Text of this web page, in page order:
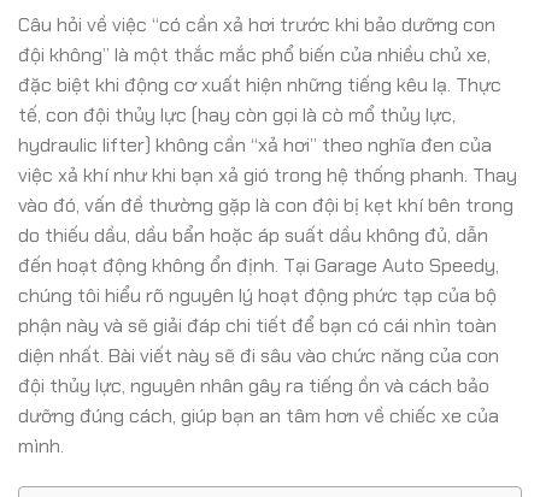
Câu hỏi về việc “có cần xả hơi trước khi bảo dưỡng con
đội không” là một thắc mắc phổ biến của nhiều chủ xe,
đặc biệt khi động cơ xuất hiện những tiếng kêu lạ. Thực
tế, con đội thủy lực (hay còn gọi là cò mổ thủy lực,
hydraulic lifter) không cần “xả hơi” theo nghĩa đen của
việc xả khí như khi bạn xả gió trong hệ thống phanh. Thay
vào đó, vấn đề thường gặp là con đội bị kẹt khí bên trong
do thiếu dầu, dầu bẩn hoặc áp suất dầu không đủ, dẫn
đến hoạt động không ổn định. Tại Garage Auto Speedy,
chúng tôi hiểu rõ nguyên lý hoạt động phức tạp của bộ
phận này và sẽ giải đáp chi tiết để bạn có cái nhìn toàn
diện nhất. Bài viết này sẽ đi sâu vào chức năng của con
đội thủy lực, nguyên nhân gây ra tiếng ồn và cách bảo
dưỡng đúng cách, giúp bạn an tâm hơn về chiếc xe của
mình.